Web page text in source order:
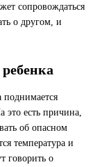
сопровождаться
о другом, и
поднимается
это есть причина,
об опасном
температура и
говорить о